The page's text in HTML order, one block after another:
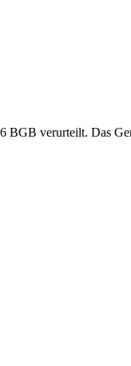
BGB verurteilt. Das